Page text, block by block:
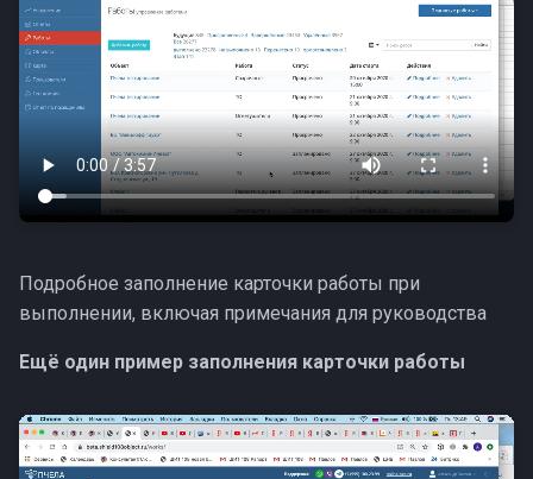
Подробное заполнение карточки работы при
выполнении, включая примечания для руководства
Ещё один пример заполнения карточки работы